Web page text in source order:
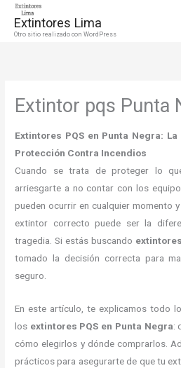
Extintores Lima
Otro sitio realizado con WordPress
Extintor pqs Punta
Extintores PQS en Punta Negra:
Protección Contra Incendios
Cuando se trata de proteger lo
arriesgarte a no contar con los
pueden ocurrir en cualquier momento
extintor correcto puede ser la
tragedia. Si estás buscando
tomado la decisión correcta para
seguro.
En este artículo, te explicamos todo
los extintores PQS en Punta Negra:
cómo elegirlos y dónde comprarlos.
prácticos para asegurarte de que tu